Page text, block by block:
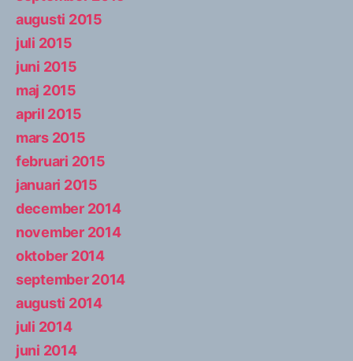
augusti 2015
juli 2015
juni 2015
maj 2015
april 2015
mars 2015
februari 2015
januari 2015
december 2014
november 2014
oktober 2014
september 2014
augusti 2014
juli 2014
juni 2014